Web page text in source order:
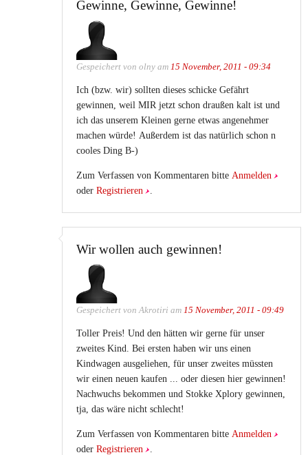
Gewinne, Gewinne, Gewinne!
Gespeichert von olny am 15 November, 2011 - 09:34
Ich (bzw. wir) sollten dieses schicke Gefährt
gewinnen, weil MIR jetzt schon draußen kalt ist und
ich das unserem Kleinen gerne etwas angenehmer
machen würde! Außerdem ist das natürlich schon n
cooles Ding B-)
Zum Verfassen von Kommentaren bitte Anmelden
oder Registrieren
Wir wollen auch gewinnen!
Gespeichert vonAkrotiri am 15 November, 2011 - 09:49
Toller Preis! Und den hätten wir gerne für unser
zweites Kind. Bei ersten haben wir uns einen
Kindwagen ausgeliehen, für unser zweites müssten
wir einen neuen kaufen ... oder diesen hier gewinnen!
Nachwuchs bekommen und Stokke Xplory gewinnen,
tja, das wäre nicht schlecht!
Zum Verfassen von Kommentaren bitte Anmelden
oder Registrieren